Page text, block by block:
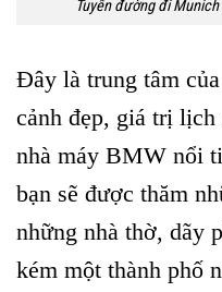
Tuyến đường đi
Đây là trung tâm
cảnh đẹp, giá trị
nhà máy BMW nổi
bạn sẽ được thăm
những nhà thờ, dãy
kém một thành phố